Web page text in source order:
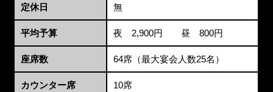
定休日 無
平均予算 夜 2,900円 昼 800円
座席数 64席（最大宴会人数25名）
カウンター席 10席